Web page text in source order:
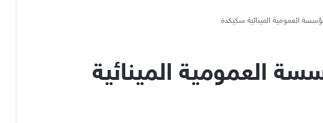
العمومية المينائية سكيكدة
العمومية المينائية